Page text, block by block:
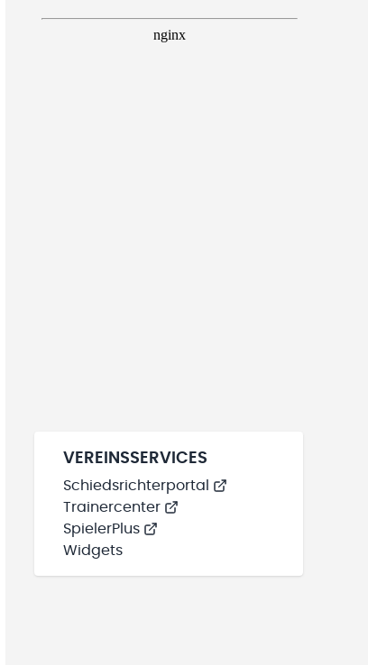
VEREINSSERVICES
Schiedsrichterportal
Trainercenter
SpielerPlus
Widgets